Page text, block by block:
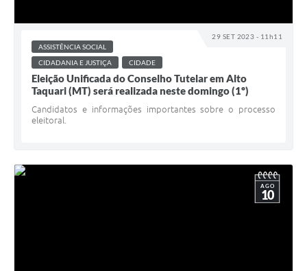
29 SET 2023 - 11h11
ASSISTÊNCIA SOCIAL
CIDADANIA E JUSTIÇA
CIDADE
Eleição Unificada do Conselho Tutelar em Alto
Taquari (MT) será realizada neste domingo (1º)
Candidatos e informações importantes sobre o processo
eleitoral.
AGO
10